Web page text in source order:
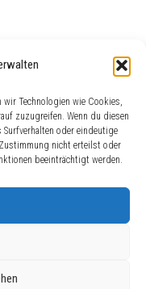
Technologien wie Cookies,
zuzugreifen. Wenn du diesen
oder eindeutige
nicht erteilst oder
beeinträchtigt werden.